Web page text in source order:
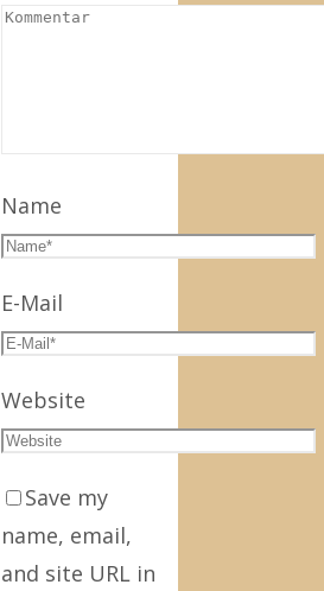
Name
E-Mail
Website
Save my
name, email,
and site URL in